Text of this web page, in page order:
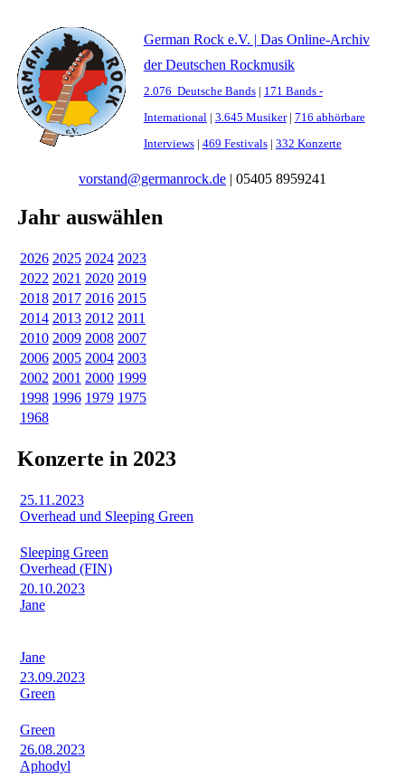
German Rock e.V. | Das Online-Archiv
der Deutschen Rockmusik
2.076 Deutsche Bands| 171 Bands -
International| 3.645 Musiker| 716 abhörbare
Interviews| 469 Festivals| 332 Konzerte
vorstand@germanrock.de| 05405 8959241
Jahr auswählen
2026 2025 2024 2023
2022 2021 2020 2019
2018 2017 2016 2015
2014 2013 2012 2011
2010 2009 2008 2007
2006 2005 2004 2003
2002 2001 2000 1999
1998 1996 1979 1975
1968
Konzerte in 2023
25.11.2023
Overhead und Sleeping Green
Sleeping Green
Overhead (FIN)
20.10.2023
Jane
Jane
23.09.2023
Green
Green
26.08.2023
Aphodyl